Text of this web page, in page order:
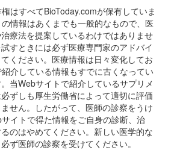
はすべてBioToday.comが保有していま
情報はあくまでも一般的なもので、医
療法を提案しているわけではありませ
すときには必ず医療専門家のアドバイ
ください。医療情報は日々変化してお
介している情報もすでに古くなってい
当Webサイトで紹介しているサプリメ
ずしも厚生労働省によって適切に評価
せん。したがって、医師の診察をうけ
イトで得た情報をご自身の診断、治
のはやめてください。新しい医学的な
ず医師の診察を受けてください。